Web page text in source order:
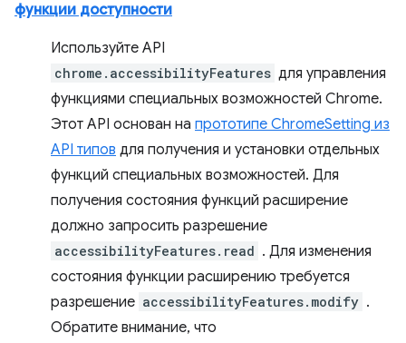
функции доступности
Используйте API
chrome.accessibilityFeatures для управления
функциями специальных возможностей Chrome.
Этот API основан на прототипе ChromeSetting из
API типов для получения и установки отдельных
функций специальных возможностей. Для
получения состояния функций расширение
должно запросить разрешение
accessibilityFeatures.read . Для изменения
состояния функции расширению требуется
разрешение accessibilityFeatures.modify .
Обратите внимание, что